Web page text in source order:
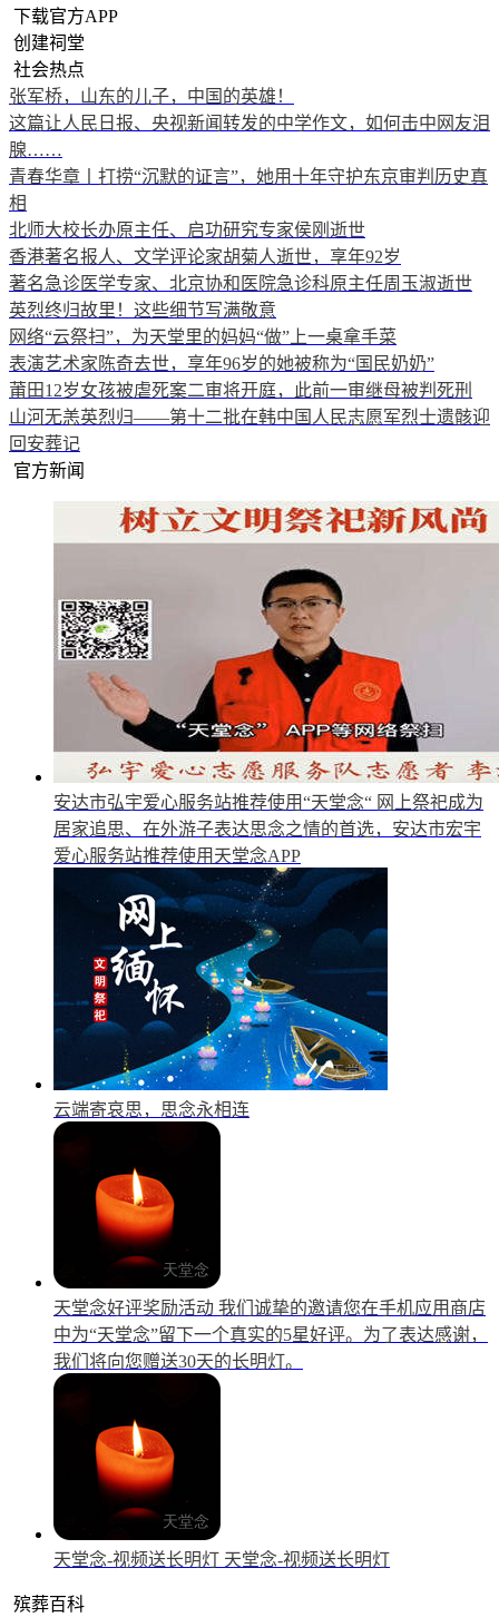
下载官方APP
创建祠堂
社会热点
张军桥，山东的儿子，中国的英雄！
这篇让人民日报、央视新闻转发的中学作文，如何击中网友泪
腺……
青春华章丨打捞“沉默的证言”，她用十年守护东京审判历史真
相
北师大校长办原主任、启功研究专家侯刚逝世
香港著名报人、文学评论家胡菊人逝世，享年92岁
著名急诊医学专家、北京协和医院急诊科原主任周玉淑逝世
英烈终归故里！这些细节写满敬意
网络“云祭扫”，为天堂里的妈妈“做”上一桌拿手菜
表演艺术家陈奇去世，享年96岁的她被称为“国民奶奶”
莆田12岁女孩被虐死案二审将开庭，此前一审继母被判死刑
山河无恙英烈归——第十二批在韩中国人民志愿军烈士遗骸迎
回安葬记
官方新闻
安达市弘宇爱心服务站推荐使用“天堂念“ 网上祭祀成为
居家追思、在外游子表达思念之情的首选，安达市宏宇
爱心服务站推荐使用天堂念APP
云端寄哀思，思念永相连
天堂念好评奖励活动 我们诚挚的邀请您在手机应用商店
中为“天堂念”留下一个真实的5星好评。为了表达感谢，
我们将向您赠送30天的长明灯。
天堂念-视频送长明灯 天堂念-视频送长明灯
殡葬百科